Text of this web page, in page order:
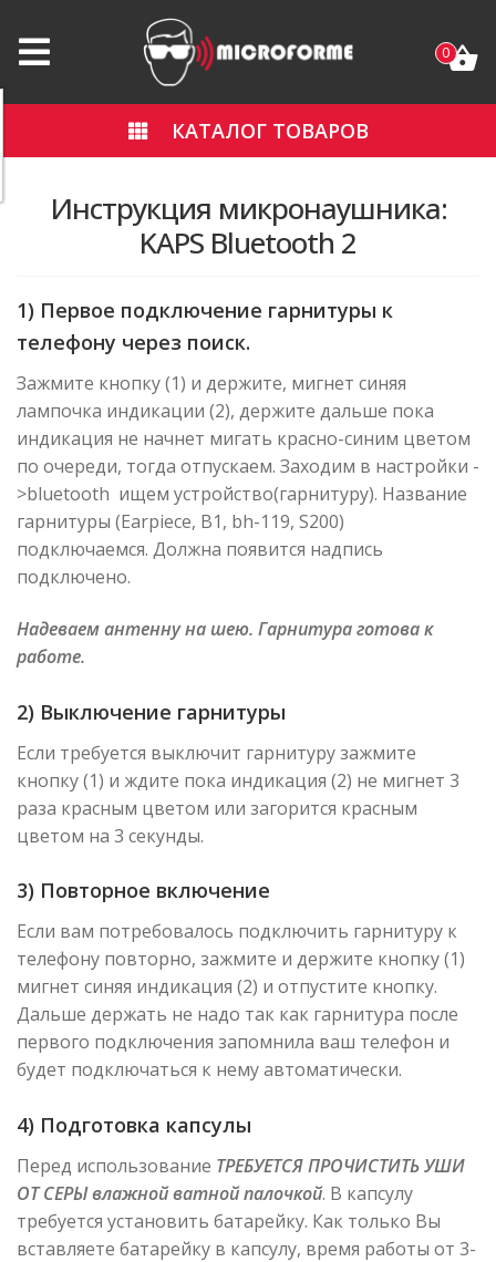
0
КАТАЛОГ ТОВАРОВ
Инструкция микронаушника:
KAPS Bluetooth 2
1) Первое подключение гарнитуры к
телефону через поиск.
Зажмите кнопку (1) и держите, мигнет синяя
лампочка индикации (2), держите дальше пока
индикация не начнет мигать красно-синим цветом
по очереди, тогда отпускаем. Заходим в настройки -
>bluetooth ищем устройство(гарнитуру). Название
гарнитуры (Earpiece, B1, bh-119, S200)
подключаемся. Должна появится надпись
подключено.
Надеваем антенну на шею. Гарнитура готова к
работе.
2) Выключение гарнитуры
Если требуется выключит гарнитуру зажмите
кнопку (1) и ждите пока индикация (2) не мигнет 3
раза красным цветом или загорится красным
цветом на 3 секунды.
3) Повторное включение
Если вам потребовалось подключить гарнитуру к
телефону повторно, зажмите и держите кнопку (1)
мигнет синяя индикация (2) и отпустите кнопку.
Дальше держать не надо так как гарнитура после
первого подключения запомнила ваш телефон и
будет подключаться к нему автоматически.
4) Подготовка капсулы
Перед использование ТРЕБУЕТСЯ ПРОЧИСТИТЬ УШИ
ОТ СЕРЫ влажной ватной палочкой. В капсулу
требуется установить батарейку. Как только Вы
вставляете батарейку в капсулу, время работы от 3-